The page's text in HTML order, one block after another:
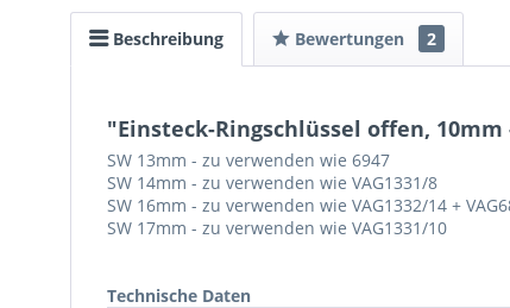
Beschreibung Bewertungen 2
"Einsteck-Ringschlüssel offen, 10mm
SW 13mm - zu verwenden wie 6947
SW 14mm - zu verwenden wie VAG1331/8
SW 16mm - zu verwenden wie VAG1332/14 +
SW 17mm - zu verwenden wie VAG1331/10
Technische Daten